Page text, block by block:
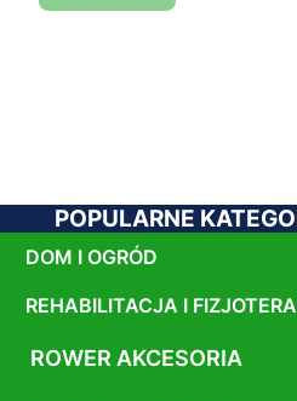
POPULARNE
DOM I OGRÓD
REHABILITACJA I
ROWER AKCESORIA